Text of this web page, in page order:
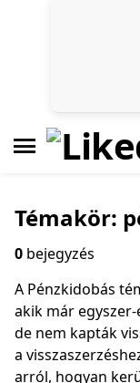
Témakör:
0 bejegyzés
A Pénzkidobás
akik már
de nem kapták
a
arról, hogyan